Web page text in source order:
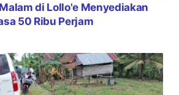
di Lollo'e Menyediakan
50 Ribu Perjam